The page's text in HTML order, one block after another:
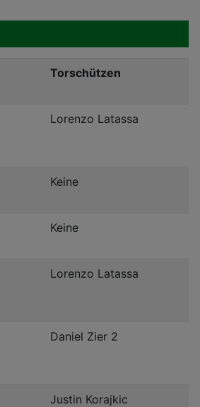
Torschützen
Lorenzo Latassa
Keine
Keine
Lorenzo Latassa
Daniel Zier 2
Justin Korajkic